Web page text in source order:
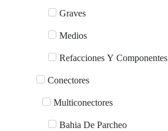
Graves
Medios
Refacciones Y Componentes
Conectores
Multiconectores
Bahia De Parcheo